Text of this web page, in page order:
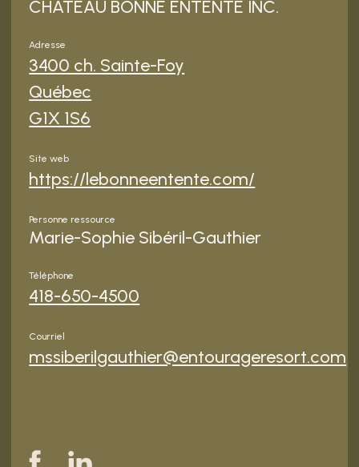
CHÂTEAU BONNE ENTENTE INC.
Adresse
3400 ch. Sainte-Foy
Québec
G1X 1S6
Site web
https://lebonneentente.com/
Personne ressource
Marie-Sophie Sibéril-Gauthier
Téléphone
418-650-4500
Courriel
mssiberilgauthier@entourageresort.com